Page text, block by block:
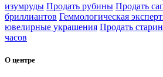
изумруды Продать рубины Продать
бриллиантов Геммологическая
ювелирные украшения Продать
часов
О центре